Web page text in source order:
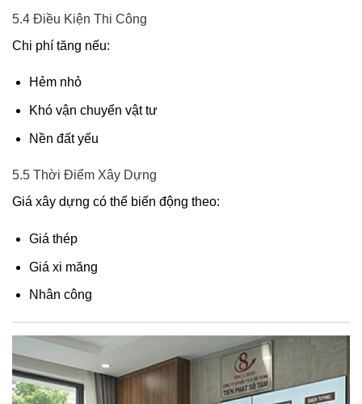
5.4 Điều Kiện Thi Công
Chi phí tăng nếu:
Hẻm nhỏ
Khó vận chuyển vật tư
Nền đất yếu
5.5 Thời Điểm Xây Dựng
Giá xây dựng có thể biến động theo:
Giá thép
Giá xi măng
Nhân công